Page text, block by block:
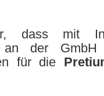
dass mit
an der
für die